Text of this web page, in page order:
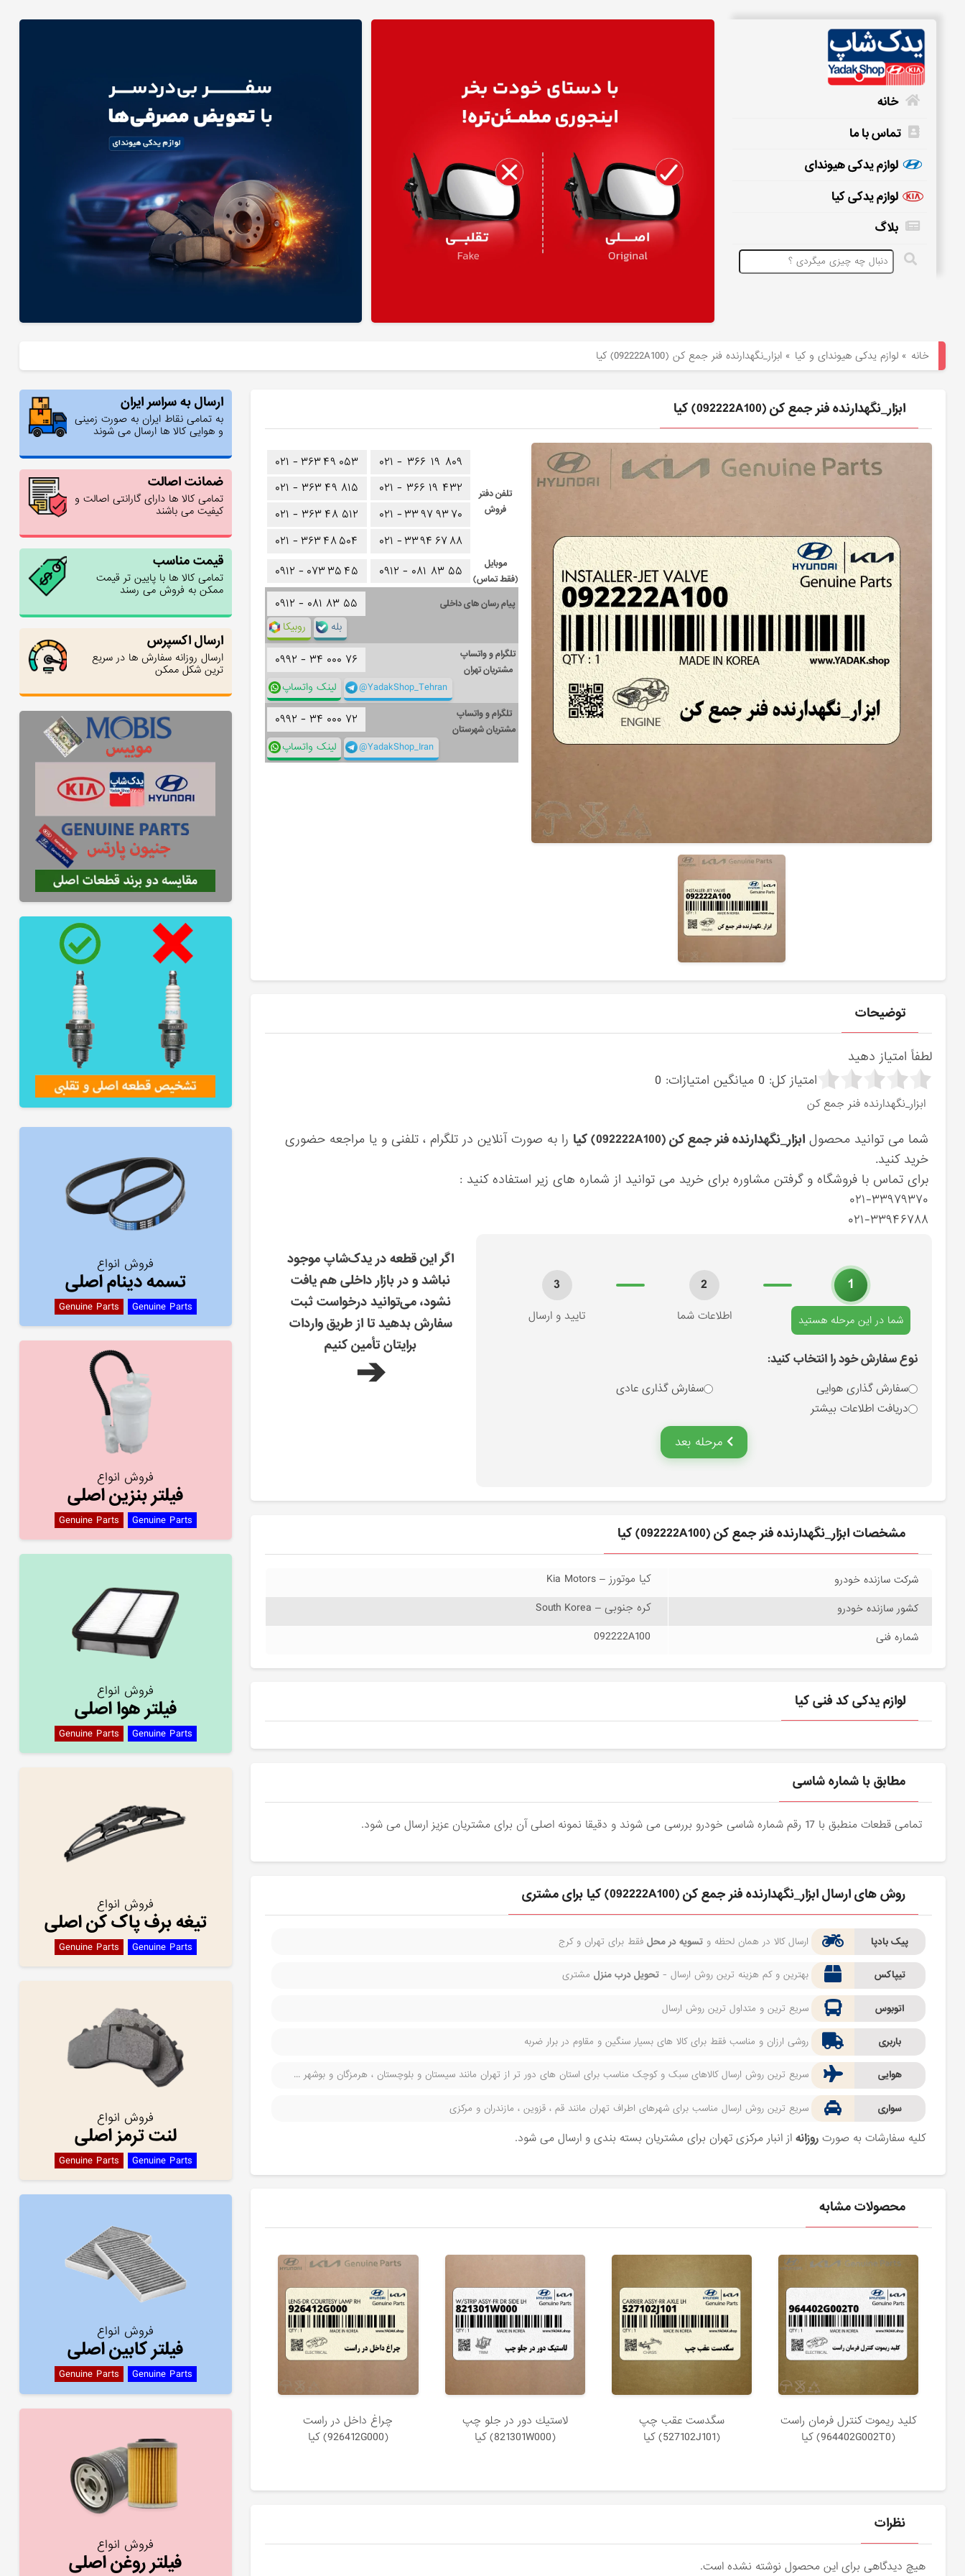
لوازم
خانه
تماس با ما
لوازم یدکی هیوندای
لوازم یدکی کیا
بلاگ
خانه »لوازم یدکی هیوندای و کیا »ابزار_نگهدارنده فنر جمع كن (092222A100) کیا
ارسال به سراسر ایران
به تمامی نقاط ایران به صورت زمینی
و هوایی کالا ها ارسال می شوند
ضمانت اصالت
تمامی کالا ها دارای گارانتی اصالت و
کیفیت می باشند
قیمت مناسب
تمامی کالا ها با پایین تر قیمت
ممکن به فروش می رسند
ارسال اکسپرس
ارسال روزانه سفارش ها در سریع
ترین شکل ممکن
ابزار_نگهدارنده فنر جمع كن (092222A100) کیا
تلفن دفتر
فروش
۰۲۱ - ۳۶۶ ۱۹ ۸۰۹
۰۲۱ - ۳۶۶ ۱۹ ۴۳۲
۰۲۱ -۳۳۹۷۹۳۷۰
۰۲۱ -۳۳۹۴ ۶۷۸۸
۰۲۱ - ۳۶۳۴۹ ۰۵۳
۰۲۱ - ۳۶۳ ۴۹ ۸۱۵
۰۲۱ - ۳۶۳ ۴۸ ۵۱۲
۰۲۱ - ۳۶۳۴۸۵۰۴
موبایل
(فقط تماس)
۰۹۱۲ - ۰۸۱ ۸۳ ۵۵ ۰۹۱۲ - ۰۷۳۳۵ ۴۵
پیام رسان های داخلی ۰۹۱۲ - ۰۸۱ ۸۳ ۵۵
روبیکا بله
تلگرام و واتساپ
مشتریان تهران
۰۹۹۲ - ۳۴ ۰۰۰ ۷۶
لینک واتساپ @YadakShop_Tehran
تلگرام و واتساپ
مشتریان شهرستان
۰۹۹۲ - ۳۴ ۰۰۰ ۷۲
لینک واتساپ @YadakShop_Iran
توضیحات
لطفاً امتیاز دهید
امتیاز کل: 0 میانگین امتیازات: 0
ابزار_نگهدارنده فنر جمع كن
شما می توانید محصولابزار_نگهدارنده فنر جمع كن (092222A100) کیا
را به صورت آنلاین در تلگرام ، تلفنی و یا مراجعه حضوری
خرید کنید.
برای تماس با فروشگاه و گرفتن مشاوره برای خرید می توانید از شماره های زیر استفاده کنید :
۰۲۱-۳۳۹۷۹۳۷۰
۰۲۱-۳۳۹۴۶۷۸۸
اگر این قطعه در یدک‌شاپ موجود
نباشد و در بازار داخلی هم یافت
نشود، می‌توانید درخواست ثبت
سفارش بدهید تا از طریق واردات
برایتان تأمین کنیم
➔
1
انتخاب نوع سفارش
شما در این مرحله هستید
2
اطلاعات شما
3
تایید و ارسال
نوع سفارش خود را انتخاب کنید:
سفارش گذاری هوایی
سفارش گذاری عادی
دریافت اطلاعات بیشتر
مرحله بعد
مشخصات ابزار_نگهدارنده فنر جمع كن (092222A100) کیا
شرکت سازنده خودرو کیا موتورز – Kia Motors
کشور سازنده خودرو کره جنوبی – South Korea
شماره فنی 092222A100
لوازم یدکی کد فنی کیا
مطابق با شماره شاسی
تمامی قطعات منطبق با 17 رقم شماره شاسی خودرو بررسی می شوند و دقیقا نمونه اصلی آن برای مشتریان عزیز ارسال می شود.
روش های ارسال ابزار_نگهدارنده فنر جمع كن (092222A100) کیا برای مشتری
پیک بادپا ارسال کالا در همان لحظه وتسویه در محل فقط برای تهران و کرج
تیپاکس بهترین و کم هزینه ترین روش ارسال -تحویل درب منزل مشتری
اتوبوس سریع ترین و متداول ترین روش ارسال
باربری روشی ارزان و مناسب فقط برای کالا های بسیار سنگین و مقاوم در برار ضربه
هوایی سریع ترین روش ارسال کالاهای سبک و کوچک مناسب برای استان های دور تر از تهران مانند سیستان و بلوچستان ، هرمزگان و بوشهر ...
سواری سریع ترین روش ارسال مناسب برای شهرهای اطراف تهران مانند قم ، قزوین ، مازندران و مرکزی
کلیه سفارشات به صورتروزانه از انبار مرکزی تهران برای مشتریان بسته بندی و ارسال می شود.
محصولات مشابه
كليد ريموت كنترل فرمان راست
(964402G002T0) کیا
سگدست عقب چپ
(527102J101) کیا
لاستيك دور در جلو چپ
(821301W000) کیا
چراغ داخل در راست
(926412G000) کیا
نظرات
هیچ دیدگاهی برای این محصول نوشته نشده است.
فروش انواع
تسمه دینام اصلی
Genuine Parts Genuine Parts
فروش انواع
فیلتر بنزین اصلی
Genuine Parts Genuine Parts
فروش انواع
فیلتر هوا اصلی
Genuine Parts Genuine Parts
فروش انواع
تیغه برف پاک کن اصلی
Genuine Parts Genuine Parts
فروش انواع
لنت ترمز اصلی
Genuine Parts Genuine Parts
فروش انواع
فیلتر کابین اصلی
Genuine Parts Genuine Parts
فروش انواع
فیلتر روغن اصلی